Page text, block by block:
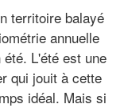
territoire balayé
annuelle
L'été est une
qui jouit à cette
idéal. Mais si